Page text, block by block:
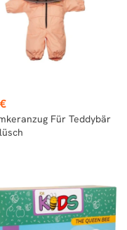
€
Für Teddybär